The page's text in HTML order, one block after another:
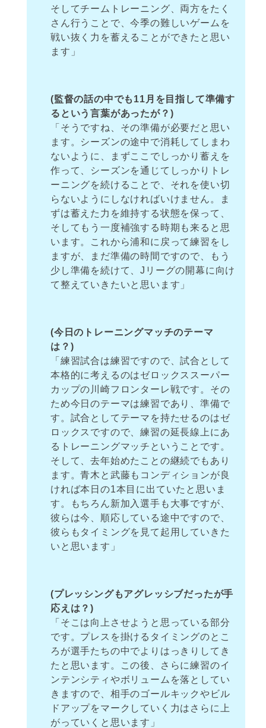
そしてチームトレーニング、両方をたく
さん行うことで、今季の難しいゲームを
戦い抜く力を蓄えることができたと思い
ます」
(監督の話の中でも11月を目指して準備す
るという言葉があったが？)
「そうですね、その準備が必要だと思い
ます。シーズンの途中で消耗してしまわ
ないように、まずここでしっかり蓄えを
作って、シーズンを通じてしっかりトレ
ーニングを続けることで、それを使い切
らないようにしなければいけません。ま
ずは蓄えた力を維持する状態を保って、
そしてもう一度補強する時期も来ると思
います。これから浦和に戻って練習をし
ますが、まだ準備の時間ですので、もう
少し準備を続けて、Jリーグの開幕に向け
て整えていきたいと思います」
(今日のトレーニングマッチのテーマ
は？)
「練習試合は練習ですので、試合として
本格的に考えるのはゼロックススーパー
カップの川崎フロンターレ戦です。その
ため今日のテーマは練習であり、準備で
す。試合としてテーマを持たせるのはゼ
ロックスですので、練習の延長線上にあ
るトレーニングマッチということです。
そして、去年始めたことの継続でもあり
ます。青木と武藤もコンディションが良
ければ本日の1本目に出ていたと思いま
す。もちろん新加入選手も大事ですが、
彼らは今、順応している途中ですので、
彼らもタイミングを見て起用していきた
いと思います」
(プレッシングもアグレッシブだったが手
応えは？)
「そこは向上させようと思っている部分
です。プレスを掛けるタイミングのとこ
ろが選手たちの中でよりはっきりしてき
たと思います。この後、さらに練習のイ
ンテンシティやボリュームを落としてい
きますので、相手のゴールキックやビル
ドアップをマークしていく力はさらに上
がっていくと思います」